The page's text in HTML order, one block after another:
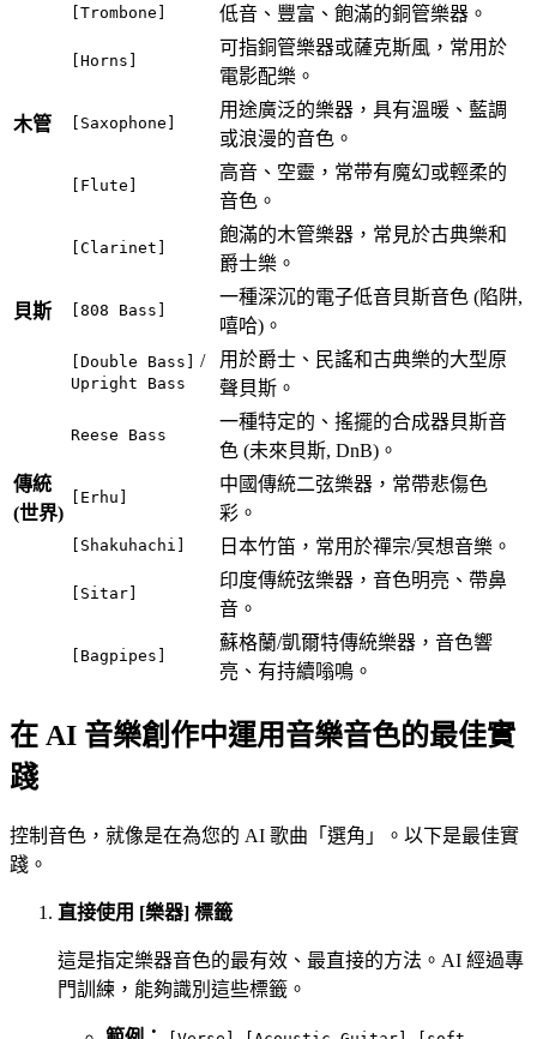
[Trombone] 低音、豐富、飽滿的銅管樂器。
[Horns]
可指銅管樂器或薩克斯風，常用於
電影配樂。
木管 [Saxophone]
用途廣泛的樂器，具有溫暖、藍調
或浪漫的音色。
[Flute]
高音、空靈，常带有魔幻或輕柔的
音色。
[Clarinet]
飽滿的木管樂器，常見於古典樂和
爵士樂。
貝斯 [808 Bass]
一種深沉的電子低音貝斯音色 (陷阱,
嘻哈)。
[Double Bass] /
Upright Bass
用於爵士、民謠和古典樂的大型原
聲貝斯。
Reese Bass
一種特定的、搖擺的合成器貝斯音
色 (未來貝斯, DnB)。
傳統
(世界)
[Erhu]
中國傳統二弦樂器，常帶悲傷色
彩。
[Shakuhachi] 日本竹笛，常用於禪宗/冥想音樂。
[Sitar]
印度傳統弦樂器，音色明亮、帶鼻
音。
[Bagpipes]
蘇格蘭/凱爾特傳統樂器，音色響
亮、有持續嗡鳴。
在 AI 音樂創作中運用音樂音色的最佳實
踐
控制音色，就像是在為您的 AI 歌曲「選角」。以下是最佳實
踐。
直接使用 [樂器] 標籤
這是指定樂器音色的最有效、最直接的方法。AI 經過專
門訓練，能夠識別這些標籤。